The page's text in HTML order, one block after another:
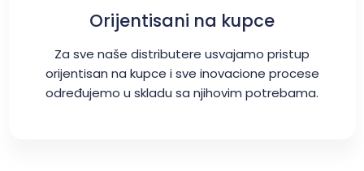
Orijentisani na kupce
Za sve naše distributere usvajamo pristup
orijentisan na kupce i sve inovacione procese
određujemo u skladu sa njihovim potrebama.